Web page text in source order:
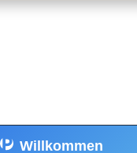
Willkommen